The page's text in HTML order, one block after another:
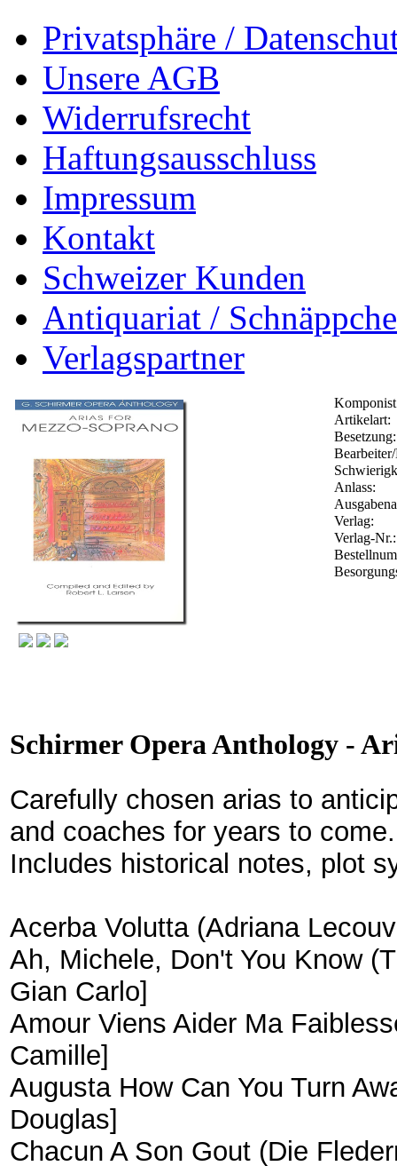
Privatsphäre /
Unsere AGB
Widerrufsrecht
Haftungsausschluss
Impressum
Kontakt
Schweizer Kunden
Antiquariat /
Verlagspartner
Artikelart:
Besetzung:
Anlass:
Verlag:
Verlag-
Schirmer Opera Anthology -
Carefully chosen arias to
and coaches for years to
Includes historical notes, plot
Acerba Volutta (Adriana
Ah, Michele, Don't You Know
Gian Carlo]
Amour Viens Aider Ma
Camille]
Augusta How Can You Turn
Douglas]
Chacun A Son Gout (Die